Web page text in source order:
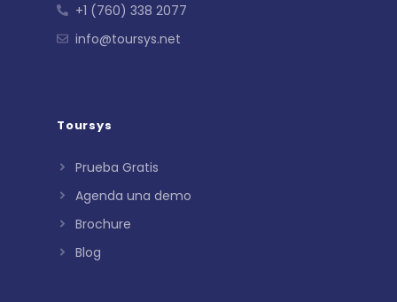
+1 (760) 338 2077
info@toursys.net
Toursys
Prueba Gratis
Agenda una demo
Brochure
Blog